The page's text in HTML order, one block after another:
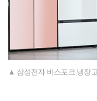
▲ 삼성전자 비스포크 냉장